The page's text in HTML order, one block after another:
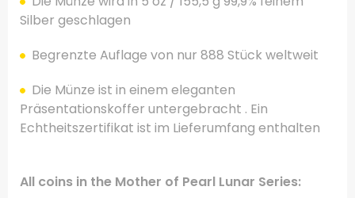
Silber geschlagen
Begrenzte Auflage von nur 888 Stück weltweit
Die Münze ist in einem eleganten
Präsentationskoffer untergebracht . Ein
Echtheitszertifikat ist im Lieferumfang enthalten
All coins in the Mother of Pearl Lunar Series: